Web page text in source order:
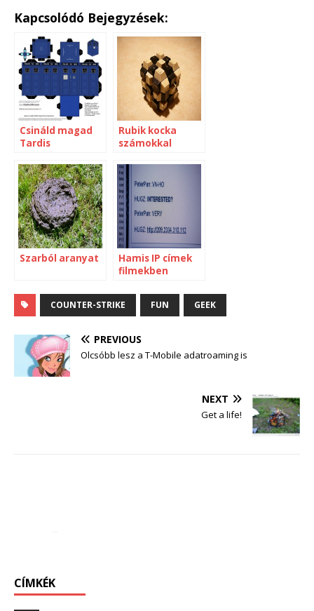
Kapcsolódó Bejegyzések:
Csináld magad
Tardis
Rubik kocka
számokkal
Szarból aranyat
Hamis IP címek
filmekben
COUNTER-STRIKE FUN GEEK
PREVIOUS
Olcsóbb lesz a T-Mobile adatroaming is
NEXT
Get a life!
CÍMKÉK